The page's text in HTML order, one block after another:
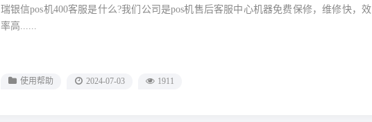
瑞银信pos机400客服是什么?我们公司是pos机售后客服中心机器免费保修，维修快，效
率高......
使用帮助 2024-07-03 1911